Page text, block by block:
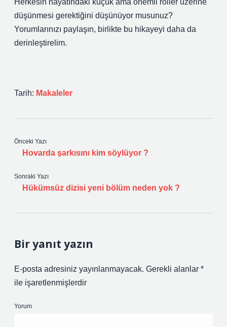
Herkesin hayatındaki küçük ama önemli roller üzerine
düşünmesi gerektiğini düşünüyor musunuz?
Yorumlarınızı paylaşın, birlikte bu hikayeyi daha da
derinleştirelim.
Tarih: Makaleler
Önceki Yazı
Hovarda şarkısını kim söylüyor ?
Sonraki Yazı
Hükümsüz dizisi yeni bölüm neden yok ?
Bir yanıt yazın
E-posta adresiniz yayınlanmayacak. Gerekli alanlar *
ile işaretlenmişlerdir
Yorum